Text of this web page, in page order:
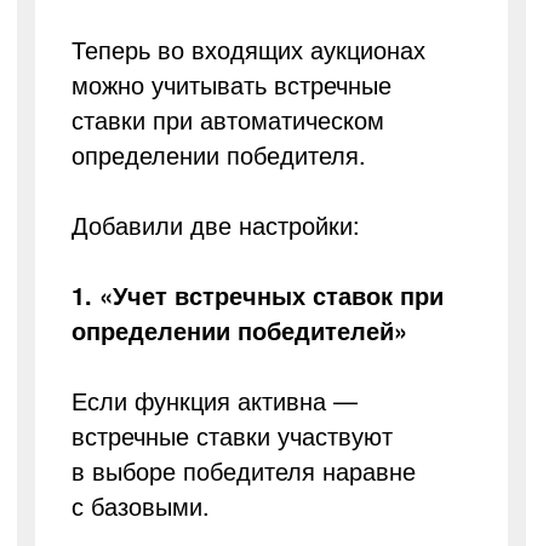
Теперь во входящих аукционах
можно учитывать встречные
ставки при автоматическом
определении победителя.
Добавили две настройки:
1. «Учет встречных ставок при
определении победителей»
Если функция активна —
встречные ставки участвуют
в выборе победителя наравне
с базовыми.